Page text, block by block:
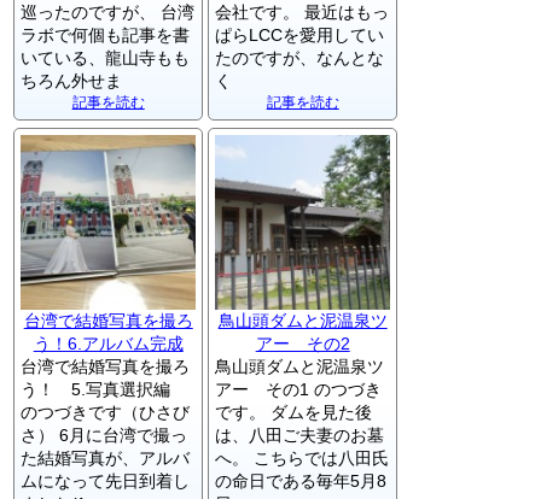
巡ったのですが、 台湾
ラボで何個も記事を書
いている、龍山寺もも
ちろん外せま
記事を読む
会社です。 最近はもっ
ぱらLCCを愛用してい
たのですが、なんとな
く
記事を読む
台湾で結婚写真を撮ろ
う！6.アルバム完成
台湾で結婚写真を撮ろ
う！ 5.写真選択編
のつづきです（ひさび
さ） 6月に台湾で撮っ
た結婚写真が、アルバ
ムになって先日到着し
鳥山頭ダムと泥温泉ツ
アー その2
鳥山頭ダムと泥温泉ツ
アー その1 のつづき
です。 ダムを見た後
は、八田ご夫妻のお墓
へ。 こちらでは八田氏
の命日である毎年5月8